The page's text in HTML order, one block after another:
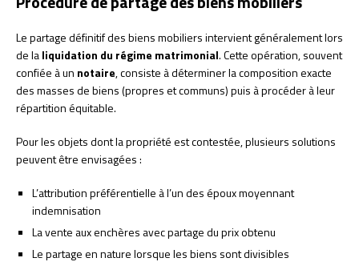
Le partage définitif des biens mobiliers intervient généralement lors
de laliquidation du régime matrimonial. Cette opération, souvent
confiée à un notaire, consiste à déterminer la composition exacte
des masses de biens (propres et communs) puis à procéder à leur
répartition équitable.
Pour les objets dont la propriété est contestée, plusieurs solutions
peuvent être envisagées :
L’attribution préférentielle à l’un des époux moyennant
indemnisation
La vente aux enchères avec partage du prix obtenu
Le partage en nature lorsque les biens sont divisibles